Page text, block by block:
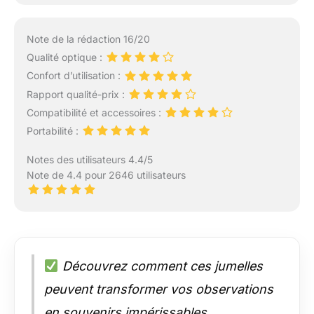
Note de la rédaction 16/20
Qualité optique :
Confort d’utilisation :
Rapport qualité-prix :
Compatibilité et accessoires :
Portabilité :
Notes des utilisateurs 4.4/5
Note de 4.4 pour 2646 utilisateurs
Découvrez comment ces jumelles
peuvent transformer vos observations